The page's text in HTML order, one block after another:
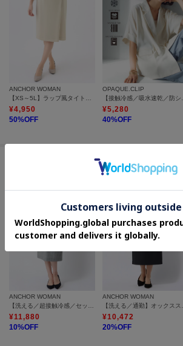
ANCHOR WOMAN
【XS～5L】ラップ風タイトスカート【セレモニー/通勤/学校行事/入卒/オケージョン/セットアップ着用可】
¥4,950
50%OFF
OPAQUE.CLIP
【接触冷感／
¥5,280
40%OFF
#お手入れ簡単洗えるスカ
ANCHOR WOMAN
¥11,880
10%OFF
ANCHOR WOMAN
¥10,472
20%OFF